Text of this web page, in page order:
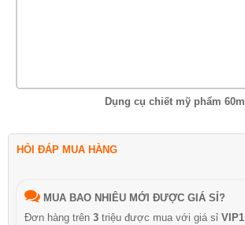
Dụng cụ chiết mỹ phẩm 60ml
HỎI ĐÁP MUA HÀNG
MUA BAO NHIÊU MỚI ĐƯỢC GIÁ SỈ?
Đơn hàng trên 3 triệu được mua với giá sỉ VIP1